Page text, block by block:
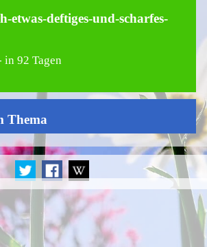
etwas-deftiges-und-scharfes-
in 92 Tagen
Thema